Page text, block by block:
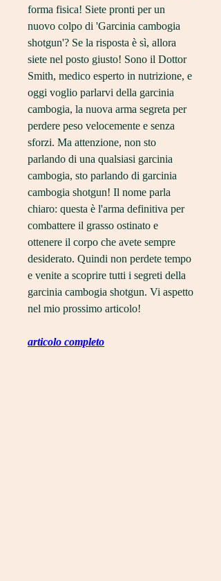
forma fisica! Siete pronti per un
nuovo colpo di 'Garcinia cambogia
shotgun'? Se la risposta è sì, allora
siete nel posto giusto! Sono il Dottor
Smith, medico esperto in nutrizione, e
oggi voglio parlarvi della garcinia
cambogia, la nuova arma segreta per
perdere peso velocemente e senza
sforzi. Ma attenzione, non sto
parlando di una qualsiasi garcinia
cambogia, sto parlando di garcinia
cambogia shotgun! Il nome parla
chiaro: questa è l'arma definitiva per
combattere il grasso ostinato e
ottenere il corpo che avete sempre
desiderato. Quindi non perdete tempo
e venite a scoprire tutti i segreti della
garcinia cambogia shotgun. Vi aspetto
nel mio prossimo articolo!
articolo completo